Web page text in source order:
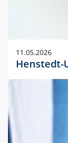
11.05.2026